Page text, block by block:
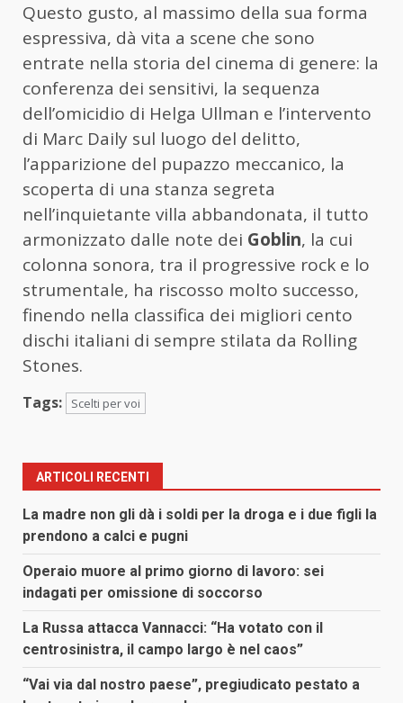
Questo gusto, al massimo della sua forma
espressiva, dà vita a scene che sono
entrate nella storia del cinema di genere: la
conferenza dei sensitivi, la sequenza
dell’omicidio di Helga Ullman e l’intervento
di Marc Daily sul luogo del delitto,
l’apparizione del pupazzo meccanico, la
scoperta di una stanza segreta
nell’inquietante villa abbandonata, il tutto
armonizzato dalle note dei Goblin, la cui
colonna sonora, tra il progressive rock e lo
strumentale, ha riscosso molto successo,
finendo nella classifica dei migliori cento
dischi italiani di sempre stilata da Rolling
Stones.
Tags: Scelti per voi
ARTICOLI RECENTI
La madre non gli dà i soldi per la droga e i due figli la
prendono a calci e pugni
Operaio muore al primo giorno di lavoro: sei
indagati per omissione di soccorso
La Russa attacca Vannacci: “Ha votato con il
centrosinistra, il campo largo è nel caos”
“Vai via dal nostro paese”, pregiudicato pestato a